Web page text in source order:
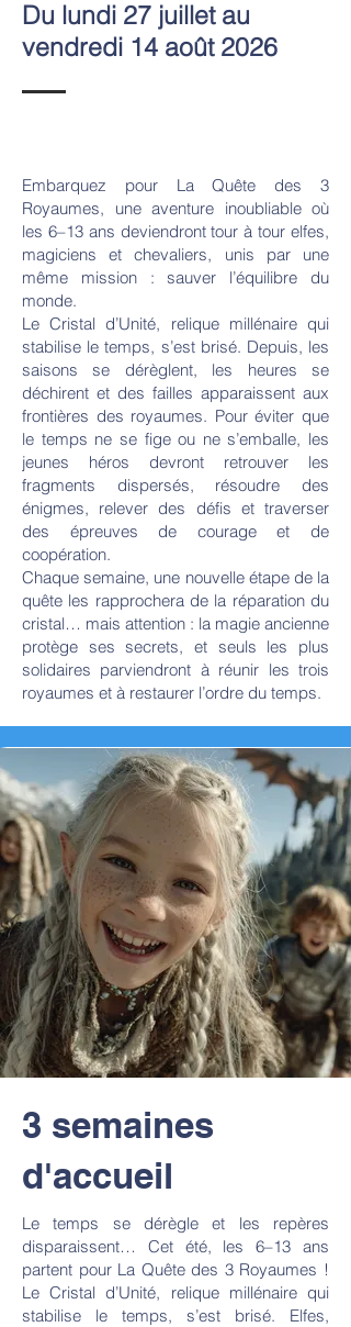
Du lundi 27 juillet au
vendredi 14 août 2026
Embarquez pour La Quête des 3
Royaumes, une aventure inoubliable où
les 6–13 ans deviendront tour à tour elfes,
magiciens et chevaliers, unis par une
même mission : sauver l’équilibre du
monde.
Le Cristal d’Unité, relique millénaire qui
stabilise le temps, s’est brisé. Depuis, les
saisons se dérèglent, les heures se
déchirent et des failles apparaissent aux
frontières des royaumes. Pour éviter que
le temps ne se fige ou ne s’emballe, les
jeunes héros devront retrouver les
fragments dispersés, résoudre des
énigmes, relever des défis et traverser
des épreuves de courage et de
coopération.
Chaque semaine, une nouvelle étape de la
quête les rapprochera de la réparation du
cristal… mais attention : la magie ancienne
protège ses secrets, et seuls les plus
solidaires parviendront à réunir les trois
royaumes et à restaurer l’ordre du temps.
3 semaines
d'accueil
Le temps se dérègle et les repères
disparaissent… Cet été, les 6–13 ans
partent pour La Quête des 3 Royaumes !
Le Cristal d’Unité, relique millénaire qui
stabilise le temps, s’est brisé. Elfes,